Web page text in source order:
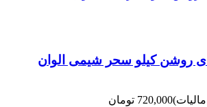
روشن کیلو سحر شیمی الوان
720,000 تومان